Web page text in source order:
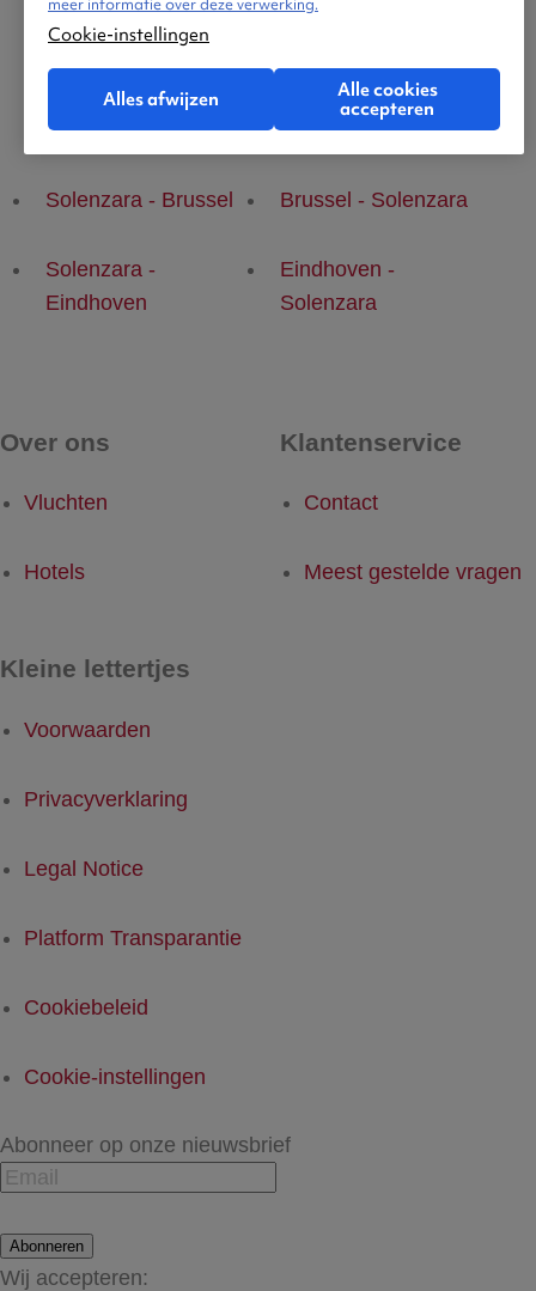
Populaire vluchten
Solenzara - Brussel Brussel - Solenzara
Solenzara -
Eindhoven
Eindhoven -
Solenzara
Over ons
Vluchten
Hotels
Klantenservice
Contact
Meest gestelde vragen
Kleine lettertjes
Voorwaarden
Privacyverklaring
Legal Notice
Platform Transparantie
Cookiebeleid
Cookie-instellingen
Abonneer op onze nieuwsbrief
Abonneren
Wij accepteren:
Cookie-instellingen
Alles afwijzen
Alle cookies
accepteren